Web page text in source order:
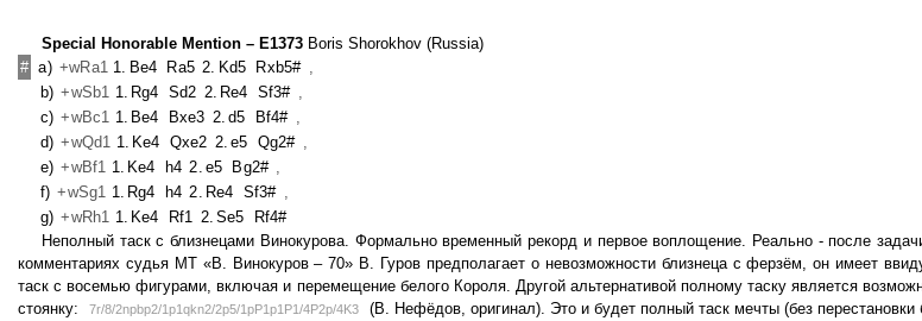
Special Honorable Mention – E1373 Boris Shorokhov (Russia)
# a) +wRa1 1. Be4 Ra5 2. Kd5 Rxb5# ,
b) +wSb1 1. Rg4 Sd2 2. Re4 Sf3# ,
c) +wBc1 1. Be4 Bxe3 2. d5 Bf4# ,
d) +wQd1 1. Ke4 Qxe2 2. e5 Qg2# ,
e) +wBf1 1. Ke4 h4 2. e5 Bg2# ,
f) +wSg1 1. Rg4 h4 2. Re4 Sf3# ,
g) +wRh1 1. Ke4 Rf1 2. Se5
Rf4#
Неполный таск с близнецами Винокурова. Формально временный рекорд и первое воплощение. Реально - после
комментариях судья МТ «В. Винокуров – 70» В. Гуров предполагает о невозможности близнеца с ферзём, он имеет
таск с восемью фигурами, включая и перемещение белого Короля. Другой альтернативой полному таску является
стоянку:
7r/8/2npbp2/1p1qkn2/2p5/1pP1p1P1/4P2p/4K3 (В. Нефёдов, оригинал). Это и будет полный таск мечты (без перестановки